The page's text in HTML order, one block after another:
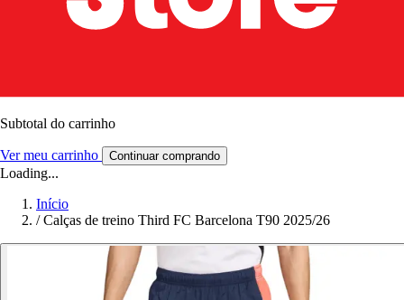
Subtotal do carrinho
Ver meu carrinho Continuar comprando
Loading...
Início
/ Calças de treino Third FC Barcelona T90 2025/26